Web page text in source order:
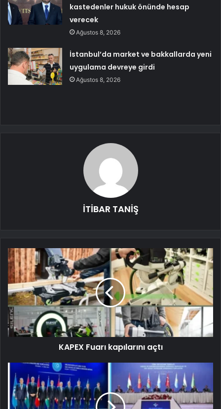
kastedenler hukuk önünde hesap
verecek
Ağustos 8, 2026
İstanbul’da market ve bakkallarda yeni
uygulama devreye girdi
Ağustos 8, 2026
İTİBAR TANİŞ
KAPEX Fuarı kapılarını açtı